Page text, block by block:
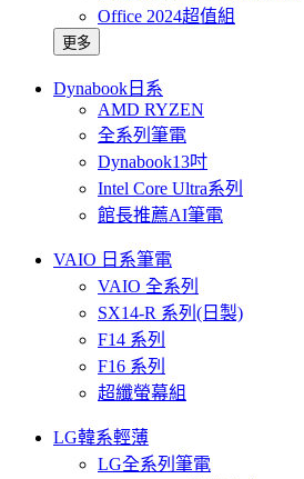
Office 2024超值組
更多
Dynabook日系
AMD RYZEN
全系列筆電
Dynabook13吋
Intel Core Ultra系列
館長推薦AI筆電
VAIO 日系筆電
VAIO 全系列
SX14-R 系列(日製)
F14 系列
F16 系列
超纖螢幕組
LG韓系輕薄
LG全系列筆電